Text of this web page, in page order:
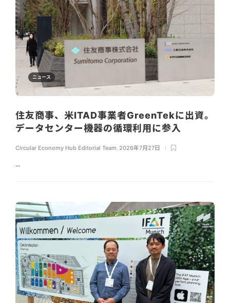
ニュース
住友商事、米ITAD事業者GreenTekに出資。
データセンター機器の循環利用に参入
Circular Economy Hub Editorial Team 2026年7月27日
...